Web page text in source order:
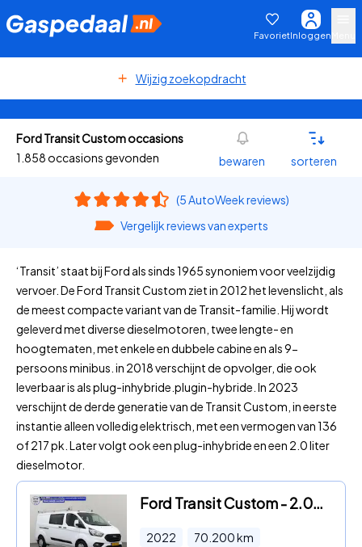
FavorietInloggen
Wijzig zoekopdracht
Ford Transit Custom occasions
1.858 occasions gevonden
bewaren sorteren
(5 AutoWeek reviews)
Vergelijk reviews van experts
‘Transit’ staat bij Ford als sinds 1965 synoniem voor veelzijdig
vervoer. De Ford Transit Custom ziet in 2012 het levenslicht, als
de meest compacte variant van de Transit-familie. Hij wordt
geleverd met diverse dieselmotoren, twee lengte- en
hoogtematen, met enkele en dubbele cabine en als 9-
persoons minibus. in 2018 verschijnt de opvolger, die ook
leverbaar is als plug-inhybride.plugin-hybride. In 2023
verschijnt de derde generatie van de Transit Custom, in eerste
instantie alleen volledig elektrisch, met een vermogen van 136
of 217 pk. Later volgt ook een plug-inhybride en een 2.0 liter
dieselmotor.
Ford Transit Custom - 2.0TDCi 130PK Lang Dubbele Cabine | Standkachel | Imperiaal
2022 70.200km